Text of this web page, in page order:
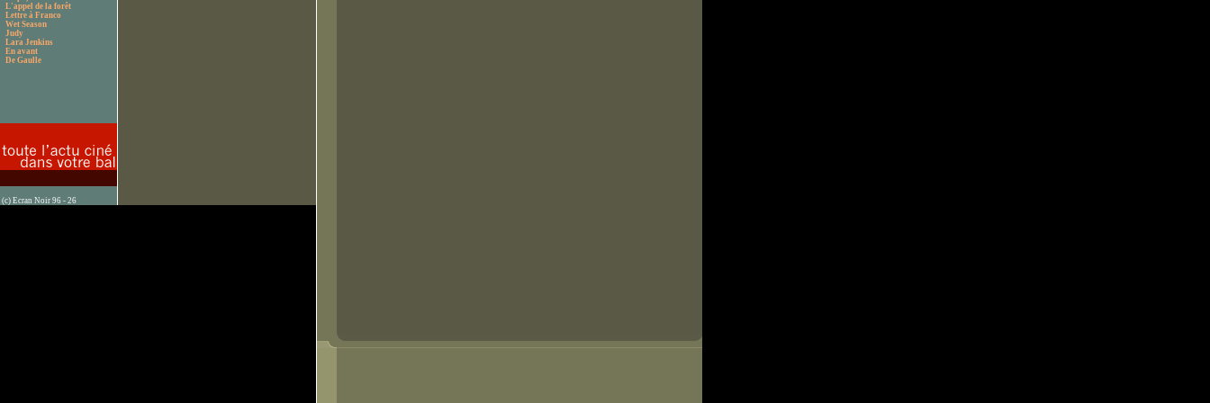
L'appel de la forêt
Lettre à Franco
Wet Season
Judy
Lara Jenkins
En avant
De Gaulle
(c) Ecran Noir 96 - 26